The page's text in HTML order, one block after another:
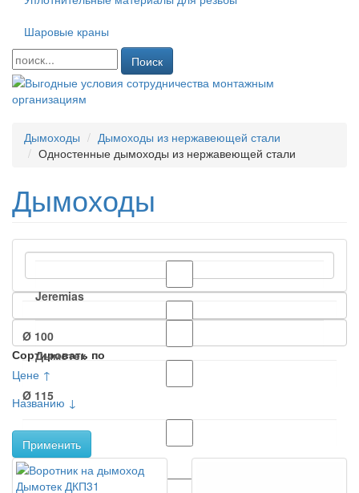
Шаровые краны
Поиск
Дымоходы
Дымоходы из нержавеющей стали
Одностенные дымоходы из нержавеющей стали
Дымоходы
Jeremias
Дымотек
Ø 100
Ø 115
Ø 120
Сортировать по
Цене ↑
Названию ↓
Применить